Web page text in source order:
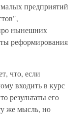
предприятий
нынешних
реформирования
что, если
входить в курс
результаты его
же мысль, но